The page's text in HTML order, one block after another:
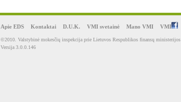
Apie EDS Kontaktai D.U.K. VMI svetainė Mano VMI VMI
©2010. Valstybinė mokesčių inspekcija prie Lietuvos Respublikos finansų ministerijos
Versija 3.0.0.146